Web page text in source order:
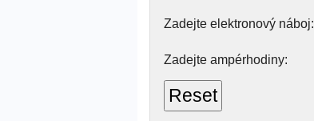
Zadejte elektronový náboj:
Zadejte ampérhodiny: